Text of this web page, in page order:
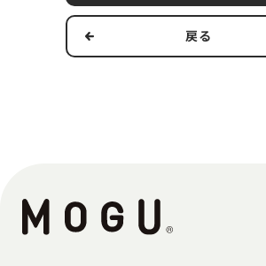
本規約の適用範囲および変更
規約を変更する必要が生じた場合には、
規約を変更することができます。この場合
トへの掲載等の方法により、本規約を変更
本規約の内容および変更の効力発生日を利
戻る